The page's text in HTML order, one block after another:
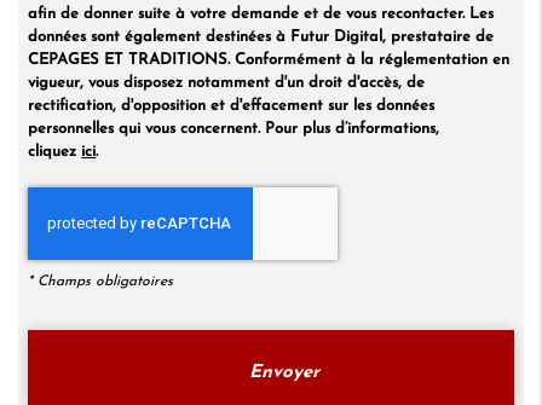
afin de donner suite à votre demande et de vous recontacter. Les
données sont également destinées à Futur Digital, prestataire de
CEPAGES ET TRADITIONS. Conformément à la réglementation en
vigueur, vous disposez notamment d'un droit d'accès, de
rectification, d'opposition et d'effacement sur les données
personnelles qui vous concernent. Pour plus d’informations,
cliquez ici.
* Champs obligatoires